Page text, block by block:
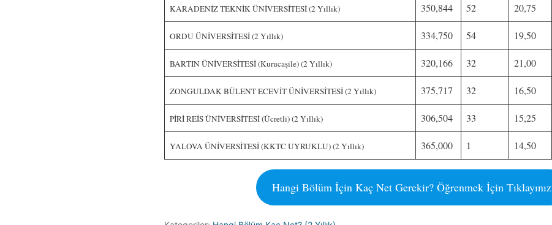
KARADENİZ TEKNİK ÜNİVERSİTESİ (2 Yıllık) 350,844 52 20,75
ORDU ÜNİVERSİTESİ (2 Yıllık) 334,750 54 19,50
BARTIN ÜNİVERSİTESİ (Kurucaşile) (2 Yıllık) 320,166 32 21,00
ZONGULDAK BÜLENT ECEVİT ÜNİVERSİTESİ (2 Yıllık) 375,717 32 16,50
PİRİ REİS ÜNİVERSİTESİ (Ücretli) (2 Yıllık) 306,504 33 15,25
YALOVA ÜNİVERSİTESİ (KKTC UYRUKLU) (2 Yıllık) 365,000 1 14,50
Hangi Bölüm İçin Kaç Net Gerekir? Öğrenmek İçin Tıklayınız